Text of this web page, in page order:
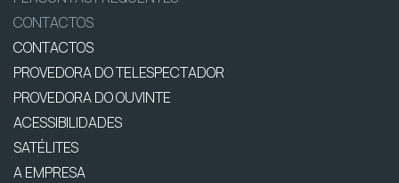
CONTACTOS
CONTACTOS
PROVEDORA DO TELESPECTADOR
PROVEDORA DO OUVINTE
ACESSIBILIDADES
SATÉLITES
A EMPRESA